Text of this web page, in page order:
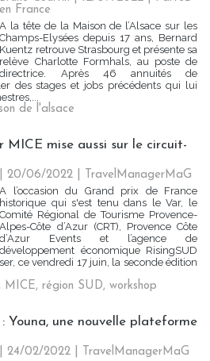
en France
A la tête de la Maison de l’Alsace sur les
Champs-Elysées depuis 17 ans, Bernard
Kuentz retrouve Strasbourg et présente sa
relève Charlotte Formhals, au poste de
directrice. Après 46 annuités de
des stages et jobs précédents qui lui
de l'alsace
MICE mise aussi sur le circuit-
| 20/06/2022
TravelManagerMaG
A l’occasion du Grand prix de France
historique qui s'est tenu dans le Var, le
Comité Régional de Tourisme Provence-
Alpes-Côte d’Azur (CRT), Provence Côte
d’Azur Events et l’agence de
développement économique RisingSUD
ce vendredi 17 juin, la seconde édition
MICE, région SUD, workshop
: Youna, une nouvelle plateforme
| 24/02/2022
TravelManagerMaG